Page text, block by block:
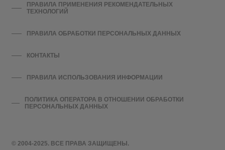
© 2004-2025. ВСЕ ПРАВА ЗАЩИЩЕНЫ.
ПРАВИЛА ПРИМЕНЕНИЯ РЕКОМЕНДАТЕЛЬНЫХ
ТЕХНОЛОГИЙ
ПРАВИЛА ОБРАБОТКИ ПЕРСОНАЛЬНЫХ ДАННЫХ
КОНТАКТЫ
ПРАВИЛА ИСПОЛЬЗОВАНИЯ ИНФОРМАЦИИ
ПОЛИТИКА ОПЕРАТОРА В ОТНОШЕНИИ ОБРАБОТКИ
ПЕРСОНАЛЬНЫХ ДАННЫХ